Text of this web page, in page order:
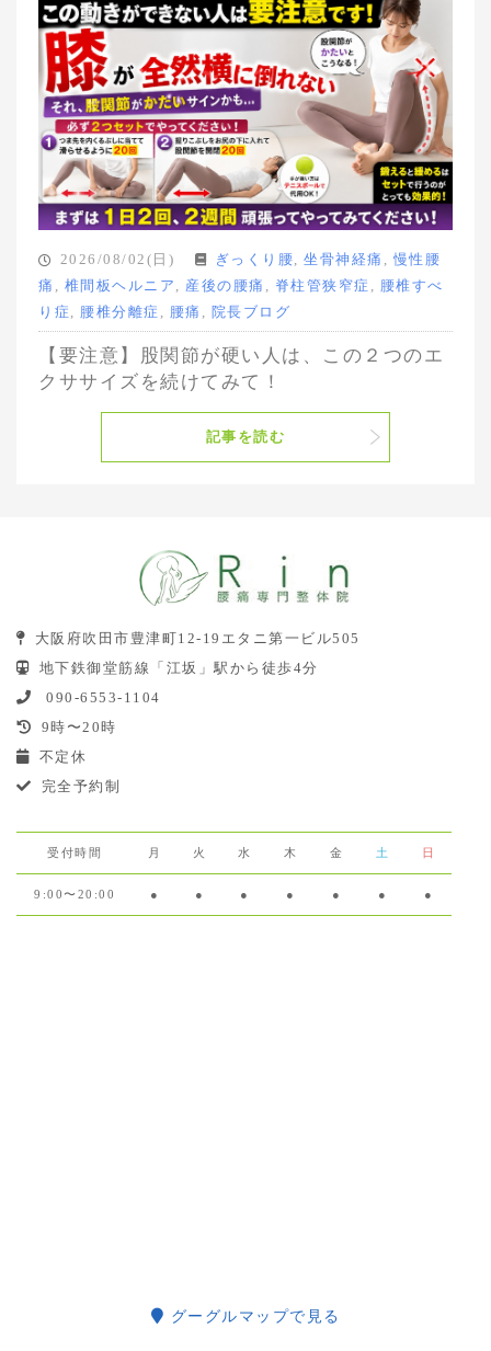
2026/08/02(日) ぎっくり腰 坐骨神経痛
慢性腰
痛
椎間板ヘルニア 産後の腰痛 脊柱管狭窄症
腰椎すべ
り症
腰椎分離症 腰痛 院長ブログ
【要注意】股関節が硬い人は、この２つのエ
クササイズを続けてみて！
記事を読む
大阪府吹田市豊津町12-19エタニ第一ビル505
地下鉄御堂筋線「江坂」駅から徒歩4分
090-6553-1104
9時〜20時
不定休
完全予約制
受付時間 月 火 水 木 金 土 日
9:00〜20:00 ● ● ● ● ● ● ●
グーグルマップで見る